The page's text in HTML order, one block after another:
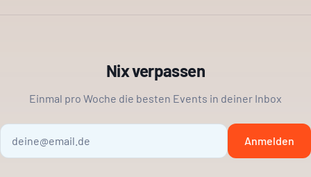
Nix verpassen
Einmal pro Woche die besten Events in deiner Inbox
Anmelden